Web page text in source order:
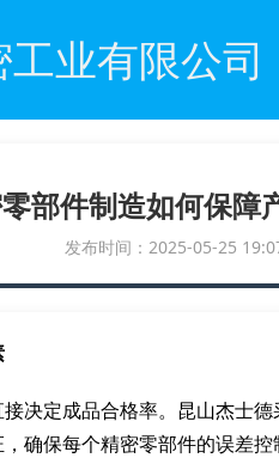
业有限公司
部件制造如何保障
发布时间：2025-05-25
决定成品合格率。昆山杰士
确保每个精密零部件的误差